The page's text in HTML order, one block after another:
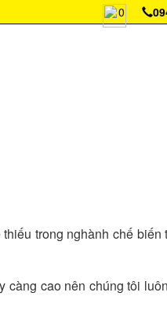
0
trong nghành chế
càng cao nên chúng tôi